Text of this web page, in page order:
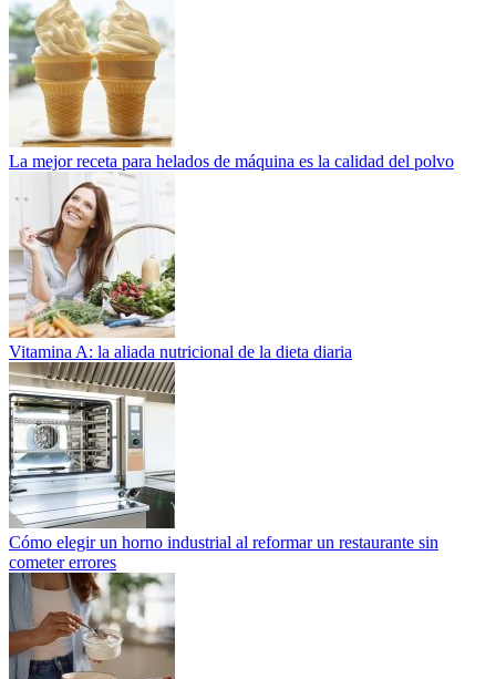
La mejor receta para helados de máquina es la calidad del polvo
Vitamina A: la aliada nutricional de la dieta diaria
Cómo elegir un horno industrial al reformar un restaurante sin
cometer errores